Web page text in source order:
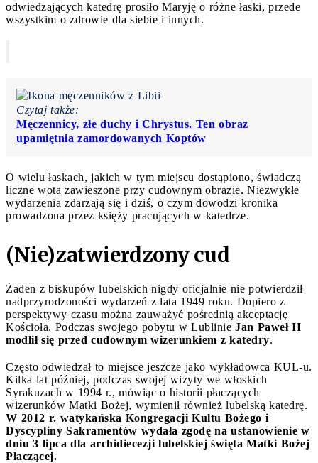
odwiedzających katedrę prosiło Maryję o różne łaski, przede
wszystkim o zdrowie dla siebie i innych.
Czytaj także:
Męczennicy, złe duchy i Chrystus. Ten obraz
upamiętnia zamordowanych Koptów
O wielu łaskach, jakich w tym miejscu dostąpiono, świadczą
liczne wota zawieszone przy cudownym obrazie. Niezwykłe
wydarzenia zdarzają się i dziś, o czym dowodzi kronika
prowadzona przez księży pracujących w katedrze.
(Nie)zatwierdzony cud
Żaden z biskupów lubelskich nigdy oficjalnie nie potwierdził
nadprzyrodzoności wydarzeń z lata 1949 roku. Dopiero z
perspektywy czasu można zauważyć pośrednią akceptację
Kościoła. Podczas swojego pobytu w Lublinie Jan Paweł II
modlił się przed cudownym wizerunkiem z katedry.
Często odwiedzał to miejsce jeszcze jako wykładowca KUL-u.
Kilka lat później, podczas swojej wizyty we włoskich
Syrakuzach w 1994 r., mówiąc o historii płaczących
wizerunków Matki Bożej, wymienił również lubelską katedrę.
W 2012 r. watykańska Kongregacji Kultu Bożego i
Dyscypliny Sakramentów wydała zgodę na ustanowienie w
dniu 3 lipca dla archidiecezji lubelskiej święta Matki Bożej
Płaczącej.